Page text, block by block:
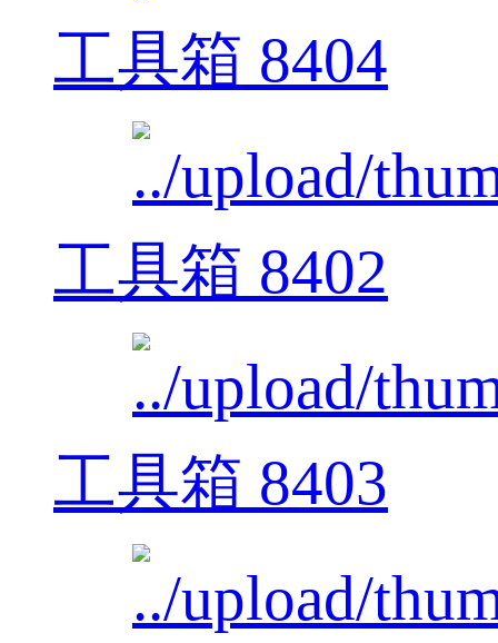
工具箱 8404
工具箱 8402
工具箱 8403